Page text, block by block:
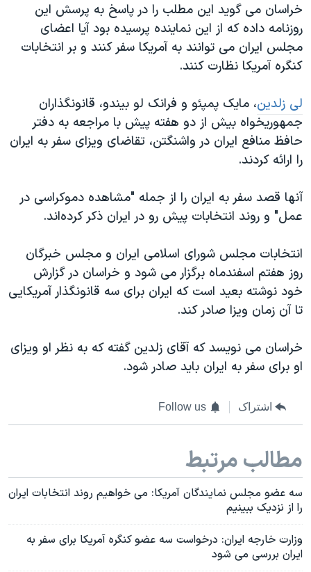
اعتراضات مردمی آبان ۹۸
اسرائیل در جنگ
نرگس محمدی برنده جایزه نوبل صلح
صفحه‌های ویژه
سفر پرزیدنت ترامپ به چین
خراسان می گوید این مطلب را در پاسخ به پرسش این
روزنامه داده که از این نماینده پرسیده بود آیا اعضای
مجلس ایران می توانند به آمریکا سفر کنند و بر انتخابات
کنگره آمریکا نظارت کنند.
لی زلدین، مایک پمپئو و فرانک لو بیندو، قانونگذاران
جمهوریخواه بیش از دو هفته پیش با مراجعه به دفتر
حافظ منافع ایران در واشنگتن، تقاضای ویزای سفر به ایران
را ارائه کردند.
آنها قصد سفر به ایران را از جمله "مشاهده دموکراسی در
عمل" و روند انتخابات پیش رو در ایران ذکر کرده‌اند.
انتخابات مجلس شورای اسلامی ایران و مجلس خبرگان
روز هفتم اسفندماه برگزار می شود و خراسان در گزارش
خود نوشته بعید است که ایران برای سه قانونگذار آمریکایی
تا آن زمان ویزا صادر کند.
خراسان می نویسد که آقای زلدین گفته که به نظر او ویزای
او برای سفر به ایران باید صادر شود.
اشتراک Follow us
مطالب مرتبط
سه عضو مجلس نمایندگان آمریکا: می خواهیم روند انتخابات ایران
را از نزدیک ببینیم
وزارت خارجه ایران: درخواست سه عضو کنگره آمریکا برای سفر به
ایران بررسی می شود